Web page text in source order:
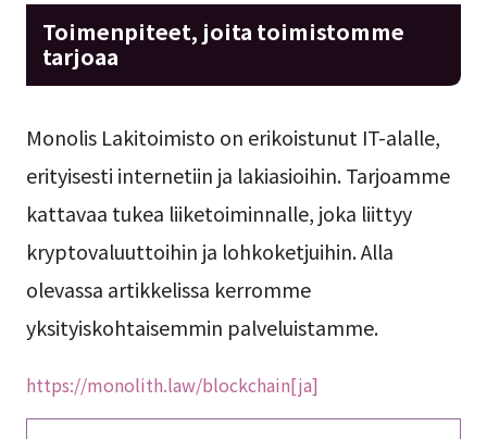
Toimenpiteet, joita toimistomme
tarjoaa
Monolis Lakitoimisto on erikoistunut IT-alalle,
erityisesti internetiin ja lakiasioihin. Tarjoamme
kattavaa tukea liiketoiminnalle, joka liittyy
kryptovaluuttoihin ja lohkoketjuihin. Alla
olevassa artikkelissa kerromme
yksityiskohtaisemmin palveluistamme.
https://monolith.law/blockchain[ja]